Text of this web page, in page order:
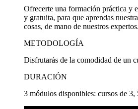
Ofrecerte una formación práctica y
y gratuita, para que aprendas
cosas, de mano de nuestros expertos.
METODOLOGÍA
Disfrutarás de la comodidad de un
DURACIÓN
3 módulos disponibles: cursos de 3,